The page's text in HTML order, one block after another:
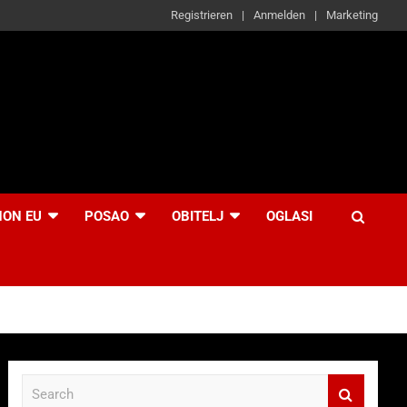
Registrieren Anmelden Marketing
EU POSAO OBITELJ OGLASI